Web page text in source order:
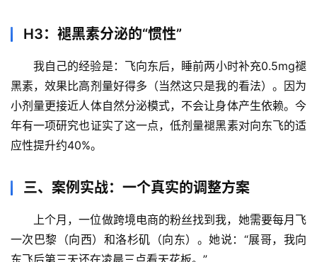
然
万
人
体
奥
秘
历
案
H3：褪黑素分泌的“惯性”
我自己的经验是：飞向东后，睡前两小时补充0.5mg褪
黑素，效果比高剂量好得多（当然这只是我的看法）。因为
小剂量更接近人体自然分泌模式，不会让身体产生依赖。今
年有一项研究也证实了这一点，低剂量褪黑素对向东飞的适
应性提升约40%。
三、案例实战：一个真实的调整方案
上个月，一位做跨境电商的粉丝找到我，她需要每月飞
一次巴黎（向西）和洛杉矶（向东）。她说：“展哥，我向